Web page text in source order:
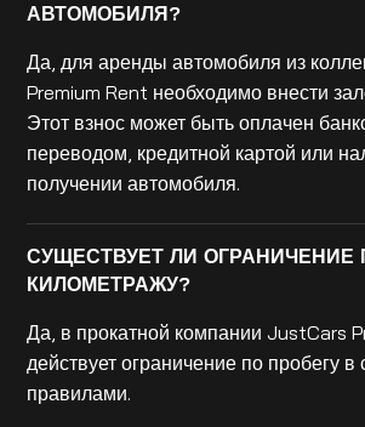
АВТОМОБИЛЯ?
Да, для аренды автомобиля из
Premium Rent необходимо внести
Этот взнос может быть оплачен
переводом, кредитной картой или
получении автомобиля.
СУЩЕСТВУЕТ ЛИ ОГРАНИЧЕНИЕ
КИЛОМЕТРАЖУ?
Да, в прокатной компании JustCars
действует ограничение по пробегу в
правилами.